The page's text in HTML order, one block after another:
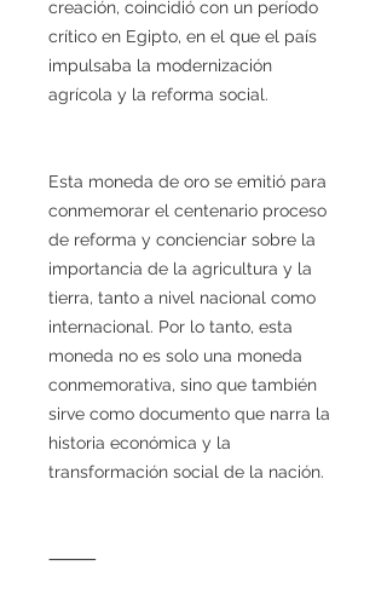
creación, coincidió con un período
crítico en Egipto, en el que el país
impulsaba la modernización
agrícola y la reforma social.
Esta moneda de oro se emitió para
conmemorar el centenario proceso
de reforma y concienciar sobre la
importancia de la agricultura y la
tierra, tanto a nivel nacional como
internacional. Por lo tanto, esta
moneda no es solo una moneda
conmemorativa, sino que también
sirve como documento que narra la
historia económica y la
transformación social de la nación.
⸻